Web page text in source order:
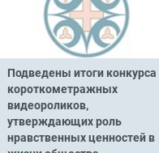
Подведены итоги конкурса
короткометражных
видеороликов,
утверждающих роль
нравственных ценностей в